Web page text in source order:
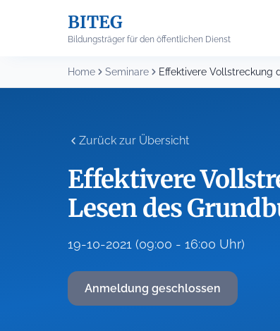
BITEG
Bildungsträger für den öffentlichen Dienst
Home Seminare
Zurück zur Übersicht
Effektivere
Lesen des
19-10-2021 (09:00 - 16:00 Uhr)
Anmeldung geschlossen